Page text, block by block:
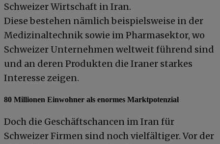
Schweizer Wirtschaft in Iran.
Diese bestehen nämlich beispielsweise in der
Medizinaltechnik sowie im Pharmasektor, wo
Schweizer Unternehmen weltweit führend sind
und an deren Produkten die Iraner starkes
Interesse zeigen.
80 Millionen Einwohner als enormes Marktpotenzial
Doch die Geschäftschancen im Iran für
Schweizer Firmen sind noch vielfältiger. Vor der